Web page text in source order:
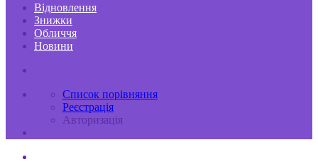
Відновлення
Знижки
Обличчя
Новини
Список порівняння
Реєстрація
Авторизація